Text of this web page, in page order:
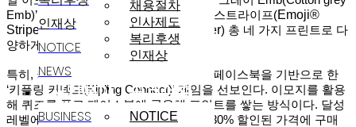
채용절차
인사제도
복리후생
인재상
고객지원
NOTICE
인재상
NOTICE
NEWS
사업분야
BUSINESS
Emb)’,
이모지 그림이 프린트된‘이모지 스트라이프(Emoji®
Stripe)’와 이모지 섬머 Emoji® Summer) 총 네 가지 프린트로 다
양하게 구성됐다
특히 , 키플링은 콜라보레이션을 기념해 페이스북을 기반으로 한
‘키플링 커넥트(Kipling Connect)’ 게임을 선보인다. 이모지를 활용
해 퀴즈를 풀고 페이스북에 공유해 포인트를 쌓는 방식이다. 달성
레벨에 따라 키플링X 이모지 제품을 20-30% 할인된 가격에 구매